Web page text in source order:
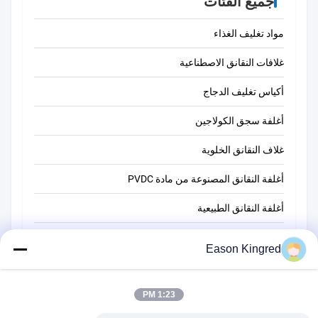
مواد تغليف الغذاء
غلافات النقانق الاصطناعية
أكياس تغليف الدجاج
أغلفة سجق الكولاجين
غلاف النقانق الخلوية
أغلفة النقانق المصنوعة من مادة PVDC
أغلفة النقانق الطبيعية
فيلم تغليف المواد الغذائية
Eason Kingred
1:23 PM